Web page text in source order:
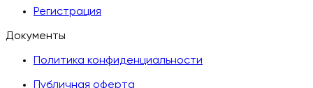
Регистрация
Документы
Политика конфиденциальности
Публичная оферта